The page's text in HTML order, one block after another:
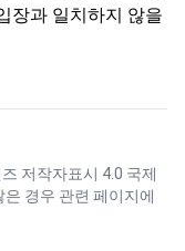
장과 일치하지 않을
저작자표시 4.0 국제
경우 관련 페이지에